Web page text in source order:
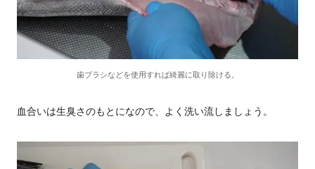
歯ブラシなどを使用すれば綺麗に取り除ける。
血合いは生臭さのもとになので、よく洗い流しましょう。